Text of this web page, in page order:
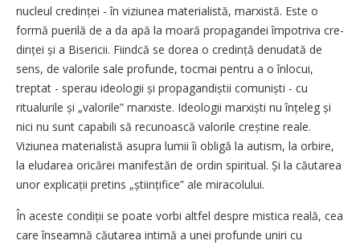
nucleul credinței - în viziunea materialistă, marxistă. Este o
formă puerilă de a da apă la moară propagandei împotriva cre­
dinței și a Bisericii. Fiindcă se dorea o credință denudată de
sens, de valorile sale profunde, tocmai pentru a o înlocui,
treptat - sperau ideologii și propagandiștii comuniști - cu
ritualurile și „valorile” marxiste. Ideologii marxiști nu înțeleg și
nici nu sunt capabili să recunoască valorile creștine reale.
Viziunea materialistă asupra lumii îi obligă la autism, la orbire,
la eludarea oricărei manifestări de ordin spiritual. Și la căutarea
unor explicații pretins „științifice” ale miracolului.
În aceste condiții se poate vorbi altfel despre mistica reală, cea
care înseamnă căutarea intimă a unei profunde uniri cu